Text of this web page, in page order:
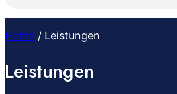
Home / Leistungen
Leistungen